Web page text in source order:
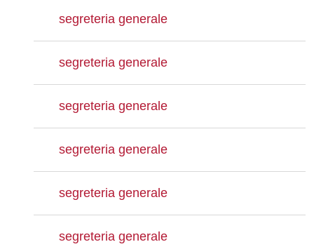
segreteria generale
segreteria generale
segreteria generale
segreteria generale
segreteria generale
segreteria generale